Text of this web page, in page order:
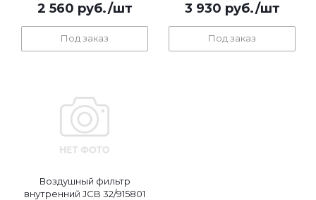
2 560 руб./шт
Под заказ
3 930 руб./шт
Под заказ
Воздушный фильтр
внутренний JCB 32/915801